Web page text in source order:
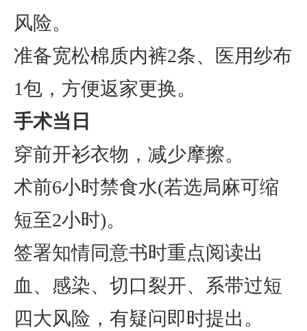
风险。
准备宽松棉质内裤2条、医用纱布
1包，方便返家更换。
手术当日
穿前开衫衣物，减少摩擦。
术前6小时禁食水(若选局麻可缩
短至2小时)。
签署知情同意书时重点阅读出
血、感染、切口裂开、系带过短
四大风险，有疑问即时提出。